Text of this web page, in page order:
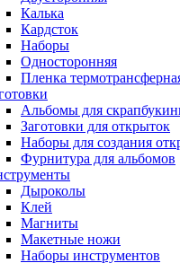
Калька
Кардсток
Наборы
Односторонняя
Пленка
Альбомы для
Заготовки для открыток
Наборы для создания
Фурнитура для альбомов
Дыроколы
Клей
Магниты
Макетные ножи
Наборы инструментов